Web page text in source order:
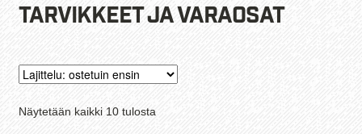
Tarvikkeet ja varaosat
Näytetään kaikki 10 tulostaSuosituimmat